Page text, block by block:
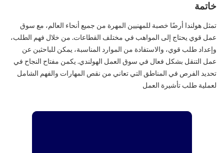
خاتمة
تمثل هولندا أرضًا خصبة للمهنيين المهرة من جميع أنحاء العالم، مع سوق
عمل قوي يحتاج إلى المواهب في مختلف القطاعات. من خلال فهم الطلب،
وإعداد طلب قوي، والاستفادة من الموارد المناسبة، يمكن للباحثين عن
عمل التنقل بشكل فعال في سوق العمل الهولندي. يكمن مفتاح النجاح في
تحديد الفرص في المناطق التي تعاني من نقص المهارات والفهم الشامل
لعملية طلب تأشيرة العمل